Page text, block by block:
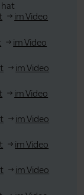
im Video
im Video
im Video
im Video
im Video
im Video
im Video